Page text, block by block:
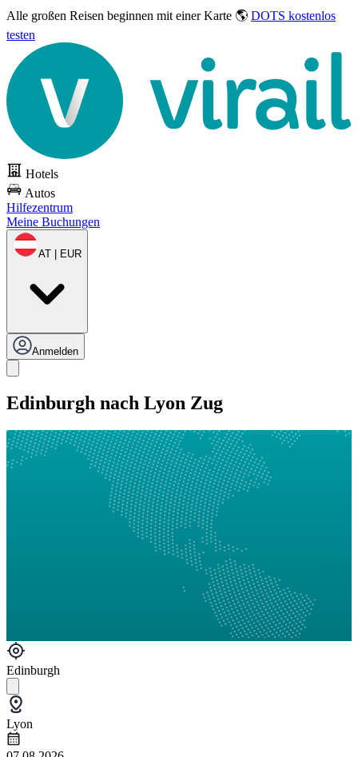
Alle großen Reisen beginnen mit einer Karte 🌎 DOTS kostenlos
testen
Hotels
Autos
Hilfezentrum
Meine Buchungen
AT | EUR
Anmelden
Edinburgh nach Lyon Zug
Edinburgh
Lyon